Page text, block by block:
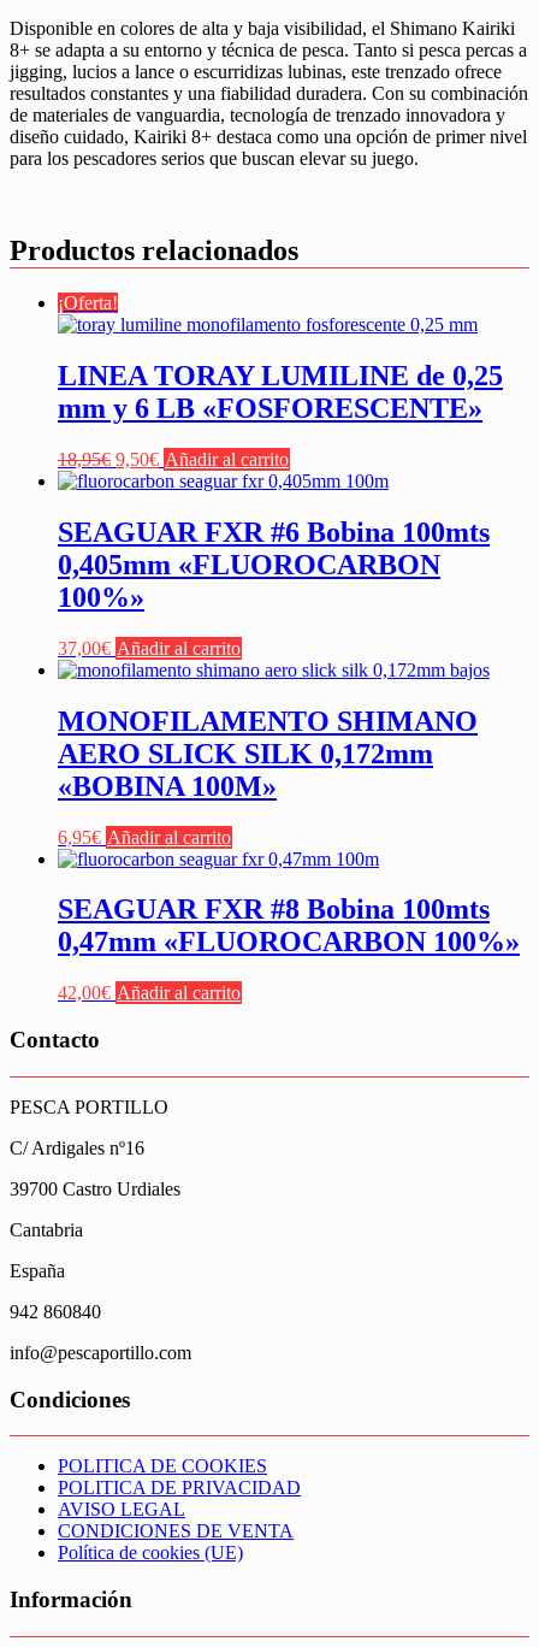
Disponible en colores de alta y baja visibilidad, el Shimano Kairiki
8+ se adapta a su entorno y técnica de pesca. Tanto si pesca percas a
jigging, lucios a lance o escurridizas lubinas, este trenzado ofrece
resultados constantes y una fiabilidad duradera. Con su combinación
de materiales de vanguardia, tecnología de trenzado innovadora y
diseño cuidado, Kairiki 8+ destaca como una opción de primer nivel
para los pescadores serios que buscan elevar su juego.
Productos relacionados
¡Oferta!
LINEA TORAY LUMILINE de 0,25
mm y 6 LB «FOSFORESCENTE»
18,95€ El
precio
era:
18,95€.
9,50€El
precio
es:
9,50€.
Añadir al carrito
SEAGUAR FXR #6 Bobina 100mts
0,405mm «FLUOROCARBON
100%»
37,00€ Añadir al carrito
MONOFILAMENTO SHIMANO
AERO SLICK SILK 0,172mm
«BOBINA 100M»
6,95€ Añadir al carrito
SEAGUAR FXR #8 Bobina 100mts
0,47mm «FLUOROCARBON 100%»
42,00€ Añadir al carrito
Contacto
PESCA PORTILLO
C/ Ardigales nº16
39700 Castro Urdiales
Cantabria
España
942 860840
info@pescaportillo.com
Condiciones
POLITICA DE COOKIES
POLITICA DE PRIVACIDAD
AVISO LEGAL
CONDICIONES DE VENTA
Política de cookies (UE)
Información